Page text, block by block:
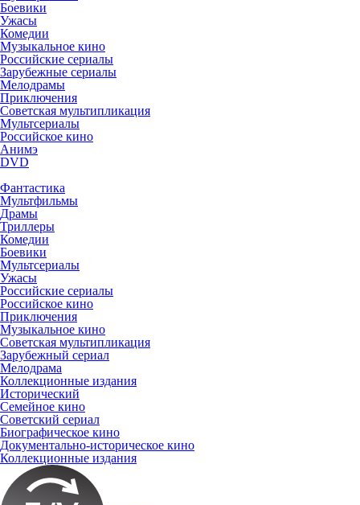
Боевики
Ужасы
Комедии
Музыкальное кино
Российские сериалы
Зарубежные сериалы
Мелодрамы
Приключения
Советская мультипликация
Мультсериалы
Российское кино
Анимэ
DVD
Фантастика
Мультфильмы
Драмы
Триллеры
Комедии
Боевики
Мультсериалы
Ужасы
Российские сериалы
Российское кино
Приключения
Музыкальное кино
Советская мультипликация
Зарубежный сериал
Мелодрама
Коллекционные издания
Исторический
Семейное кино
Советский сериал
Биографическое кино
Документально-историческое кино
Коллекционные издания